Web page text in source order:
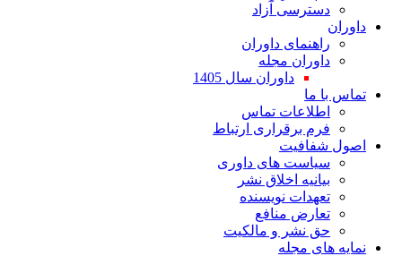
آزاد
داوران
مجله
داوران سال 1405
تماس
برقراری ارتباط
های داوری
اخلاق نشر
نویسنده
منافع
نشر و مالکیت
مجله